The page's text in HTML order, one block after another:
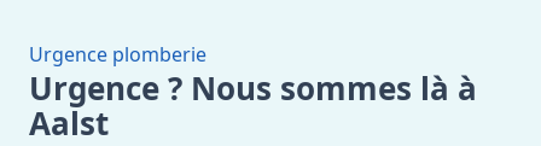
Urgence plomberie
Urgence ? Nous sommes là à
Aalst